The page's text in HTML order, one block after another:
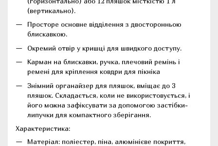
(вертикально).
Просторе основне відділення з двосторонньою
блискавкою.
Окремий отвір у кришці для швидкого доступу.
Карман на блискавки, ручка, плечовий ремінь і
ремені для кріплення ковдри для пікніка
Знімний органайзер для пляшок, вміщає до 3
пляшок. Складається, коли не використовується, і
його можна зафіксувати за допомогою застібки-
липучки для компактного зберігання.
Характеристика:
Матеріал: поліестер, піна, алюмінієве покриття,